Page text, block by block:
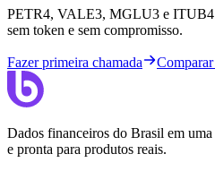
PETR4, VALE3, MGLU3 e ITUB4
sem token e sem compromisso.
Fazer primeira chamada
Dados financeiros do Brasil em
e pronta para produtos reais.